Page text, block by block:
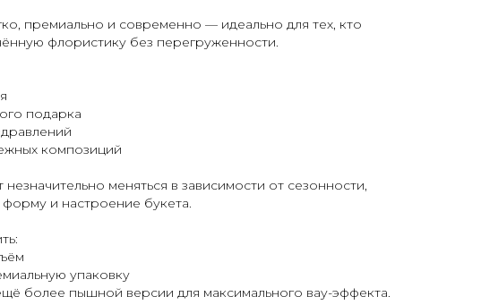
премиально и современно — идеально для тех, кто
флористику без перегруженности.
подарка
композиций
меняться в зависимости от сезонности,
форму и настроение букета.
упаковку
более пышной версии для максимального вау-эффекта.